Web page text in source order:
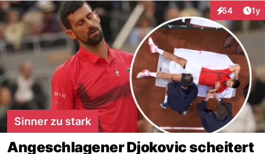
54 1y
Sinner zu stark
Angeschlagener Djokovic scheitert